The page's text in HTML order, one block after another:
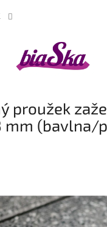
proužek
mm (bavlna/